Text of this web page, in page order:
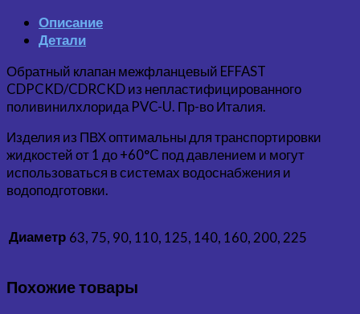
Описание
Детали
Обратный клапан межфланцевый EFFAST
CDPCKD/CDRCKD из непластифицированного
поливинилхлорида PVC-U. Пр-во Италия.
Изделия из ПВХ оптимальны для транспортировки
жидкостей от 1 до +60°C под давлением и могут
использоваться в системах водоснабжения и
водоподготовки.
Диаметр 63, 75, 90, 110, 125, 140, 160, 200, 225
Похожие товары